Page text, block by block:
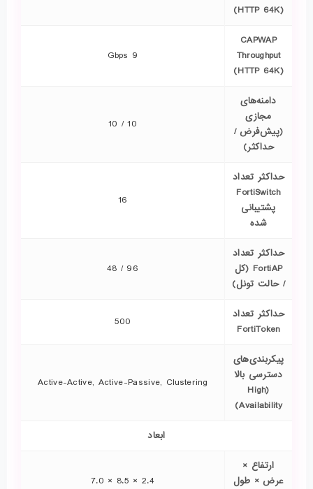
(HTTP 64K)
CAPWAP
Throughput
(HTTP 64K)
9 Gbps
دامنه‌های
مجازی
(پیش‌فرض /
حداکثر)
10 / 10
حداکثر تعداد
FortiSwitch
پشتیبانی
شده
16
حداکثر تعداد
FortiAP (کل
/ حالت تونل)
96 / 48
حداکثر تعداد
FortiToken
500
پیکربندی‌های
دسترسی بالا
(High
Availability)
Active-Active, Active-Passive, Clustering
ابعاد
ارتفاع ×
عرض × طول
2.4 × 8.5 × 7.0